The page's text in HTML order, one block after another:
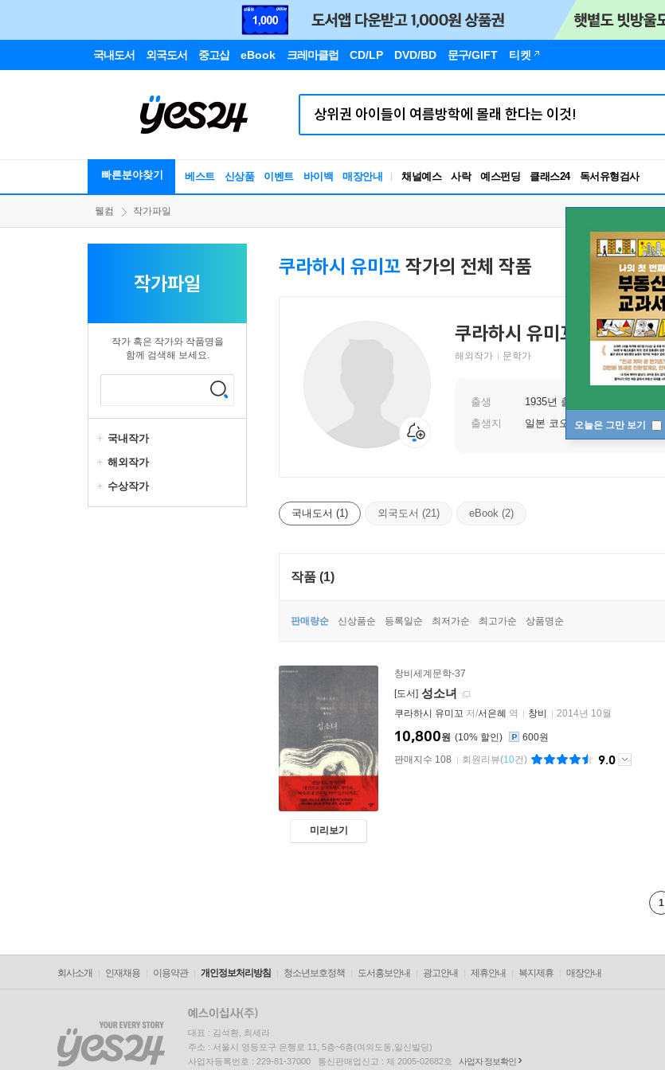
국내도서 외국도서 중고샵 eBook 크레마클럽 CD/LP DVD/BD 문구/GIFT 티켓
빠른분야찾기 베스트 신상품 이벤트 바이백 매장안내 채널예스 사락 예스펀딩 클래스24 독서유형검사
RBTI Lab
독서유형검사
오늘은 그만 보기
웰컴 작가파일
작가파일
작가 혹은 작가와 작품명을
함께 검색해 보세요.
국내작가
해외작가
수상작가
쿠라하시 유미꼬 작가의 전체 작품
쿠라하시 유미꼬 Yumiko Kurahashi
해외작가
문학가
출생 1935년 출생
출생지
일본 코오찌 현
국내도서 (1) 외국도서 (21) eBook (2)
작품 (1)
판매량순 신상품순 등록일순 최저가순 최고가순 상품명순
미리보기
창비세계문학-37
[도서] 성소녀
쿠라하시 유미꼬 저/서은혜 역 창비 2014년 10월
10%
10,800원
600원
판매지수 108
회원리뷰(10건) 9.0
1
회사소개 인재채용 이용약관 개인정보처리방침 청소년보호정책 도서홍보안내 광고안내 제휴안내 복지제휴 매장안내
대표 : 김석환, 최세라
주소 : 서울시 영등포구 은행로 11, 5층~6층(여의도동,일신빌딩)
사업자등록번호 : 229-81-37000 통신판매업신고 : 제 2005-02682호
사업자 정보확인